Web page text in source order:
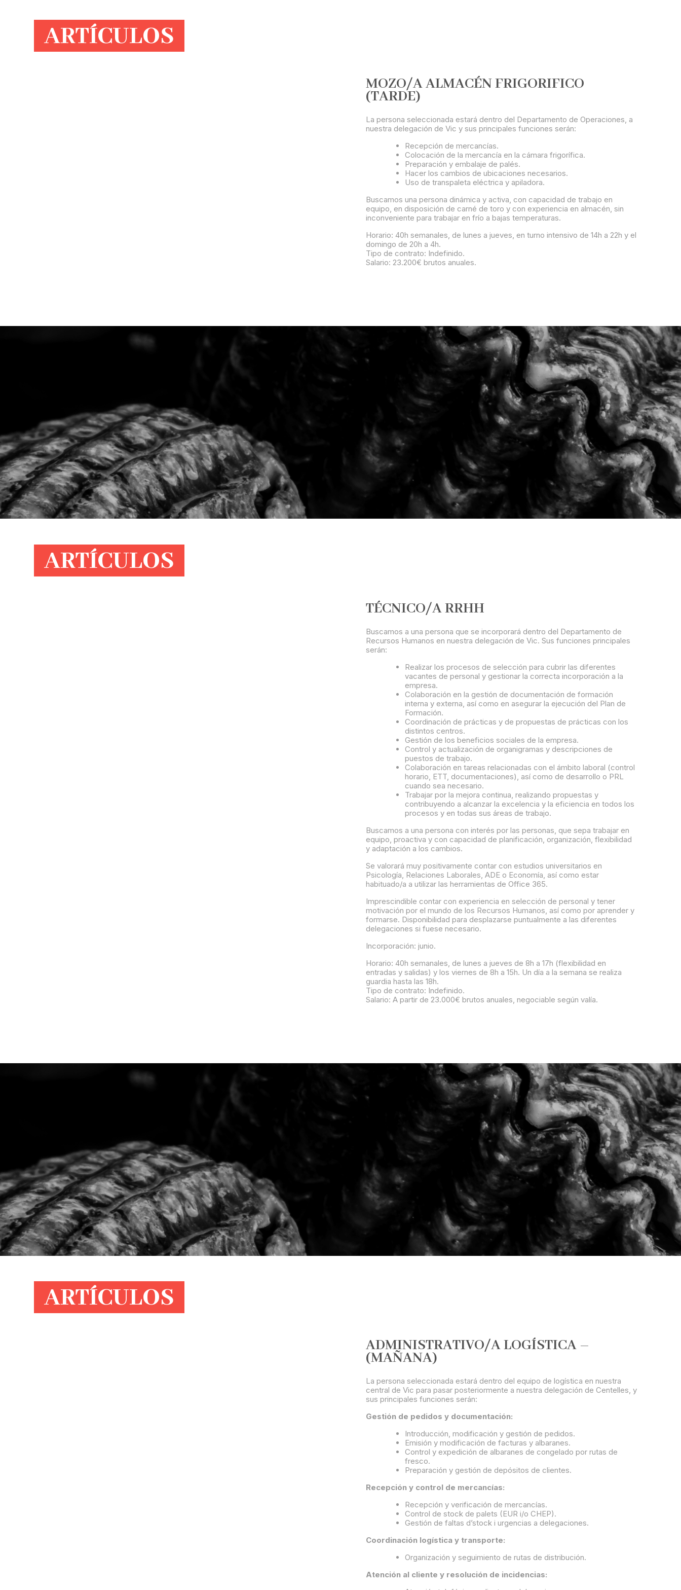
ARTÍCULOS
MOZO/A ALMACÉN FRIGORIFICO
(TARDE)
La persona seleccionada estará dentro del Departamento de Operaciones, a
nuestra delegación de Vic y sus principales funciones serán:
Recepción de mercancías.
Colocación de la mercancía en la cámara frigorífica.
Preparación y embalaje de palés.
Hacer los cambios de ubicaciones necesarios.
Uso de transpaleta eléctrica y apiladora.
Buscamos una persona dinámica y activa, con capacidad de trabajo en
equipo, en disposición de carné de toro y con experiencia en almacén, sin
inconveniente para trabajar en frío a bajas temperaturas.
Horario: 40h semanales, de lunes a jueves, en turno intensivo de 14h a 22h y el
domingo de 20h a 4h.
Tipo de contrato: Indefinido.
Salario: 23.200€ brutos anuales.
ARTÍCULOS
TÉCNICO/A RRHH
Buscamos a una persona que se incorporará dentro del Departamento de
Recursos Humanos en nuestra delegación de Vic. Sus funciones principales
serán:
Realizar los procesos de selección para cubrir las diferentes
vacantes de personal y gestionar la correcta incorporación a la
empresa.
Colaboración en la gestión de documentación de formación
interna y externa, así como en asegurar la ejecución del Plan de
Formación.
Coordinación de prácticas y de propuestas de prácticas con los
distintos centros.
Gestión de los beneficios sociales de la empresa.
Control y actualización de organigramas y descripciones de
puestos de trabajo.
Colaboración en tareas relacionadas con el ámbito laboral (control
horario, ETT, documentaciones), así como de desarrollo o PRL
cuando sea necesario.
Trabajar por la mejora continua, realizando propuestas y
contribuyendo a alcanzar la excelencia y la eficiencia en todos los
procesos y en todas sus áreas de trabajo.
Buscamos a una persona con interés por las personas, que sepa trabajar en
equipo, proactiva y con capacidad de planificación, organización, flexibilidad
y adaptación a los cambios.
Se valorará muy positivamente contar con estudios universitarios en
Psicología, Relaciones Laborales, ADE o Economía, así como estar
habituado/a a utilizar las herramientas de Office 365.
Imprescindible contar con experiencia en selección de personal y tener
motivación por el mundo de los Recursos Humanos, así como por aprender y
formarse. Disponibilidad para desplazarse puntualmente a las diferentes
delegaciones si fuese necesario.
Incorporación: junio.
Horario: 40h semanales, de lunes a jueves de 8h a 17h (flexibilidad en
entradas y salidas) y los viernes de 8h a 15h. Un día a la semana se realiza
guardia hasta las 18h.
Tipo de contrato: Indefinido.
Salario: A partir de 23.000€ brutos anuales, negociable según valía.
ARTÍCULOS
ADMINISTRATIVO/A LOGÍSTICA –
(MAÑANA)
La persona seleccionada estará dentro del equipo de logística en nuestra
central de Vic para pasar posteriormente a nuestra delegación de Centelles, y
sus principales funciones serán:
Gestión de pedidos y documentación:
Introducción, modificación y gestión de pedidos.
Emisión y modificación de facturas y albaranes.
Control y expedición de albaranes de congelado por rutas de
fresco.
Preparación y gestión de depósitos de clientes.
Recepción y control de mercancías:
Recepción y verificación de mercancías.
Control de stock de palets (EUR i/o CHEP).
Gestión de faltas d’stock i urgencias a delegaciones.
Coordinación logística y transporte:
Organización y seguimiento de rutas de distribución.
Atención al cliente y resolución de incidencias: